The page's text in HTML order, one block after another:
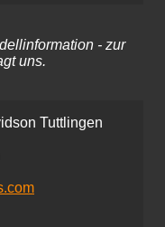
- zur
uns.
Tuttlingen